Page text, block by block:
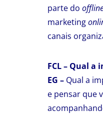
parte do
marketing
canais
FCL – Qual
EG – Qual a
e pensar que